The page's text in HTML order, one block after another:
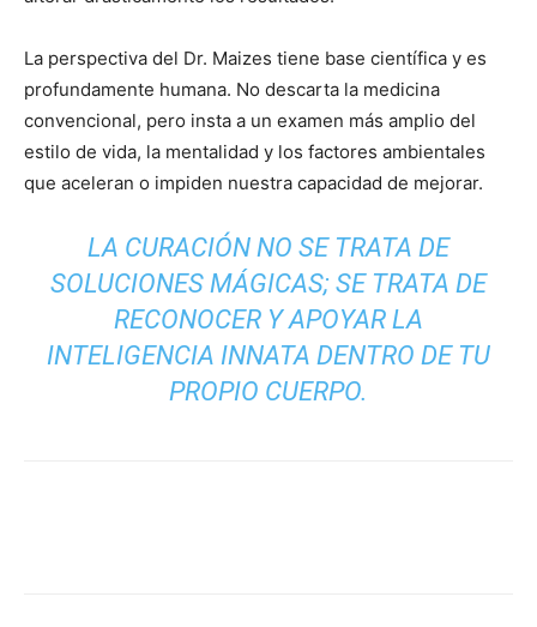
La perspectiva del Dr. Maizes tiene base científica y es
profundamente humana. No descarta la medicina
convencional, pero insta a un examen más amplio del
estilo de vida, la mentalidad y los factores ambientales
que aceleran o impiden nuestra capacidad de mejorar.
LA CURACIÓN NO SE TRATA DE
SOLUCIONES MÁGICAS; SE TRATA DE
RECONOCER Y APOYAR LA
INTELIGENCIA INNATA DENTRO DE TU
PROPIO CUERPO.